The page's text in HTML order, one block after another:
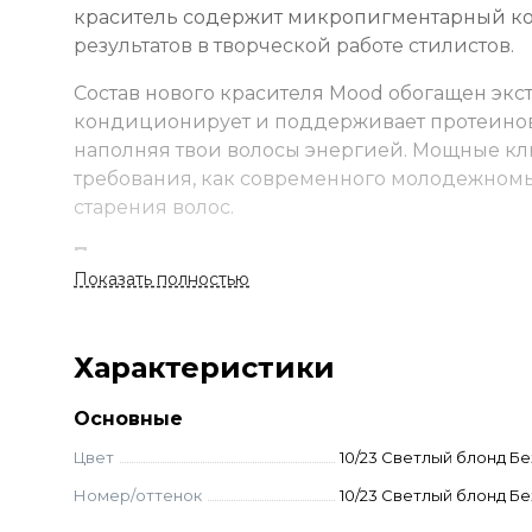
краситель содержит микропигментарный
результатов в творческой работе стилистов.
Состав нового красителя Mood обогащен
кондиционирует и поддерживает
наполняя твои волосы энергией. Мощные
требования, как современного
старения волос.
Применение
Стандартное окрашивание:
Тонирование:
Суперосветление:
до 2-3 тонов — 9% оксид, до 3–4 тонов — 12%
Корректоры:
добавляются к основному
для волос уровня 7-10 — 1-6% от основного
Показать полностью
Характеристики
Основные
Цвет
10/23 Светлый блонд
Номер/оттенок
10/23 Светлый блонд